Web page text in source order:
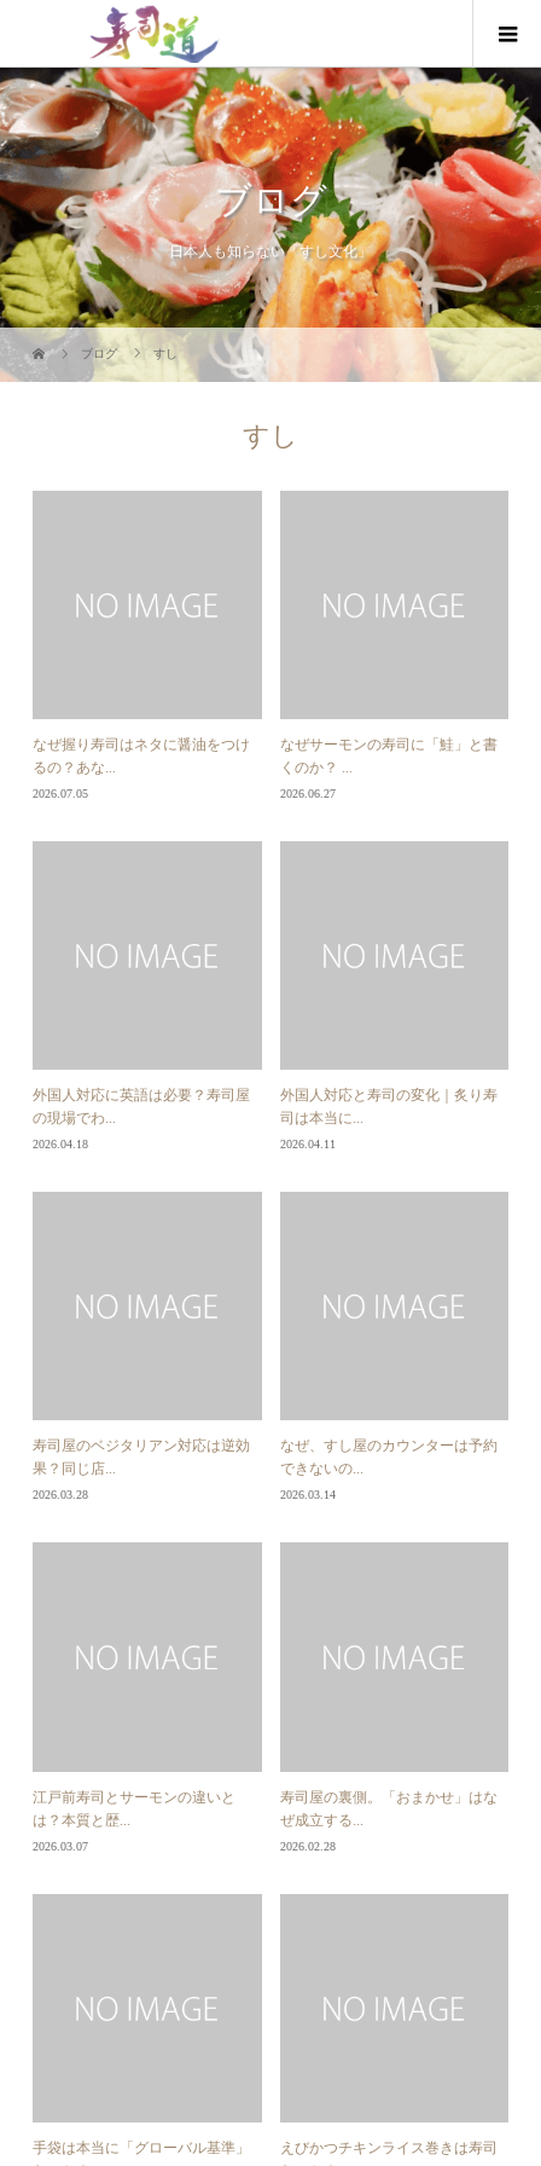
ブログ
日本人も知らない「すし文化」
ブログ すし
すし
なぜ握り寿司はネタに醤油をつけ
るの？あな...
2026.07.05
なぜサーモンの寿司に「鮭」と書
くのか？ ...
2026.06.27
外国人対応に英語は必要？寿司屋
の現場でわ...
2026.04.18
外国人対応と寿司の変化｜炙り寿
司は本当に...
2026.04.11
寿司屋のベジタリアン対応は逆効
果？同じ店...
2026.03.28
なぜ、すし屋のカウンターは予約
できないの...
2026.03.14
江戸前寿司とサーモンの違いと
は？本質と歴...
2026.03.07
寿司屋の裏側。「おまかせ」はな
ぜ成立する...
2026.02.28
手袋は本当に「グローバル基準」
えびかつチキンライス巻きは寿司